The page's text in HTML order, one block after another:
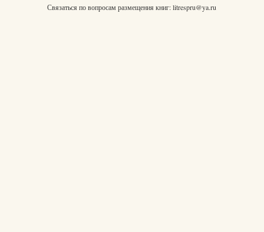
Связаться по вопросам размещения книг:litrespru@ya.ru